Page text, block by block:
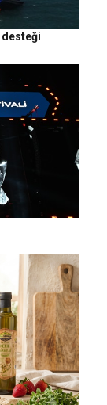
desteği